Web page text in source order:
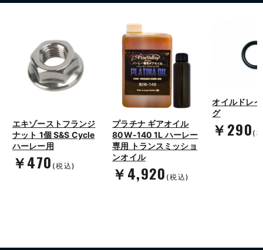
エキゾーストフランジ
ナット 1個 S&S Cycle
ハーレー用
￥470 (税込)
プラチナ ギアオイル
80W-140 1L ハーレー
専用 トランスミッショ
ンオイル
￥4,920 (税込)
オイルドレ
グ
￥290 (